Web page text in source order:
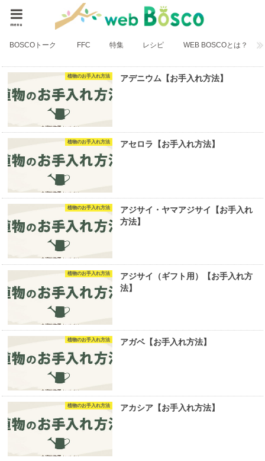
menu
BOSCOトーク FFC 特集 レシピ WEB BOSCOとは？
植物のお手入れ方法 アデニウム【お手入れ方法】
植物のお手入れ方法 アセロラ【お手入れ方法】
植物のお手入れ方法
アジサイ・ヤマアジサイ【お手入れ
方法】
植物のお手入れ方法
アジサイ（ギフト用）【お手入れ方
法】
植物のお手入れ方法 アガベ【お手入れ方法】
植物のお手入れ方法 アカシア【お手入れ方法】